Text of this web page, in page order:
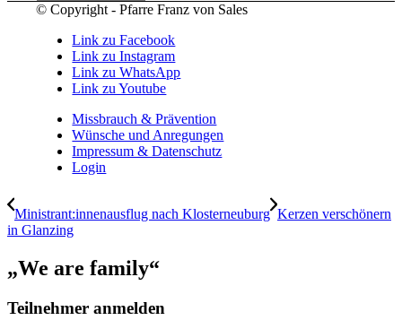
© Copyright - Pfarre Franz von Sales
Link zu Facebook
Link zu Instagram
Link zu WhatsApp
Link zu Youtube
Missbrauch & Prävention
Wünsche und Anregungen
Impressum & Datenschutz
Login
Ministrant:innenausflug nach Klosterneuburg Kerzen verschönern
in Glanzing
„We are family“
Teilnehmer anmelden